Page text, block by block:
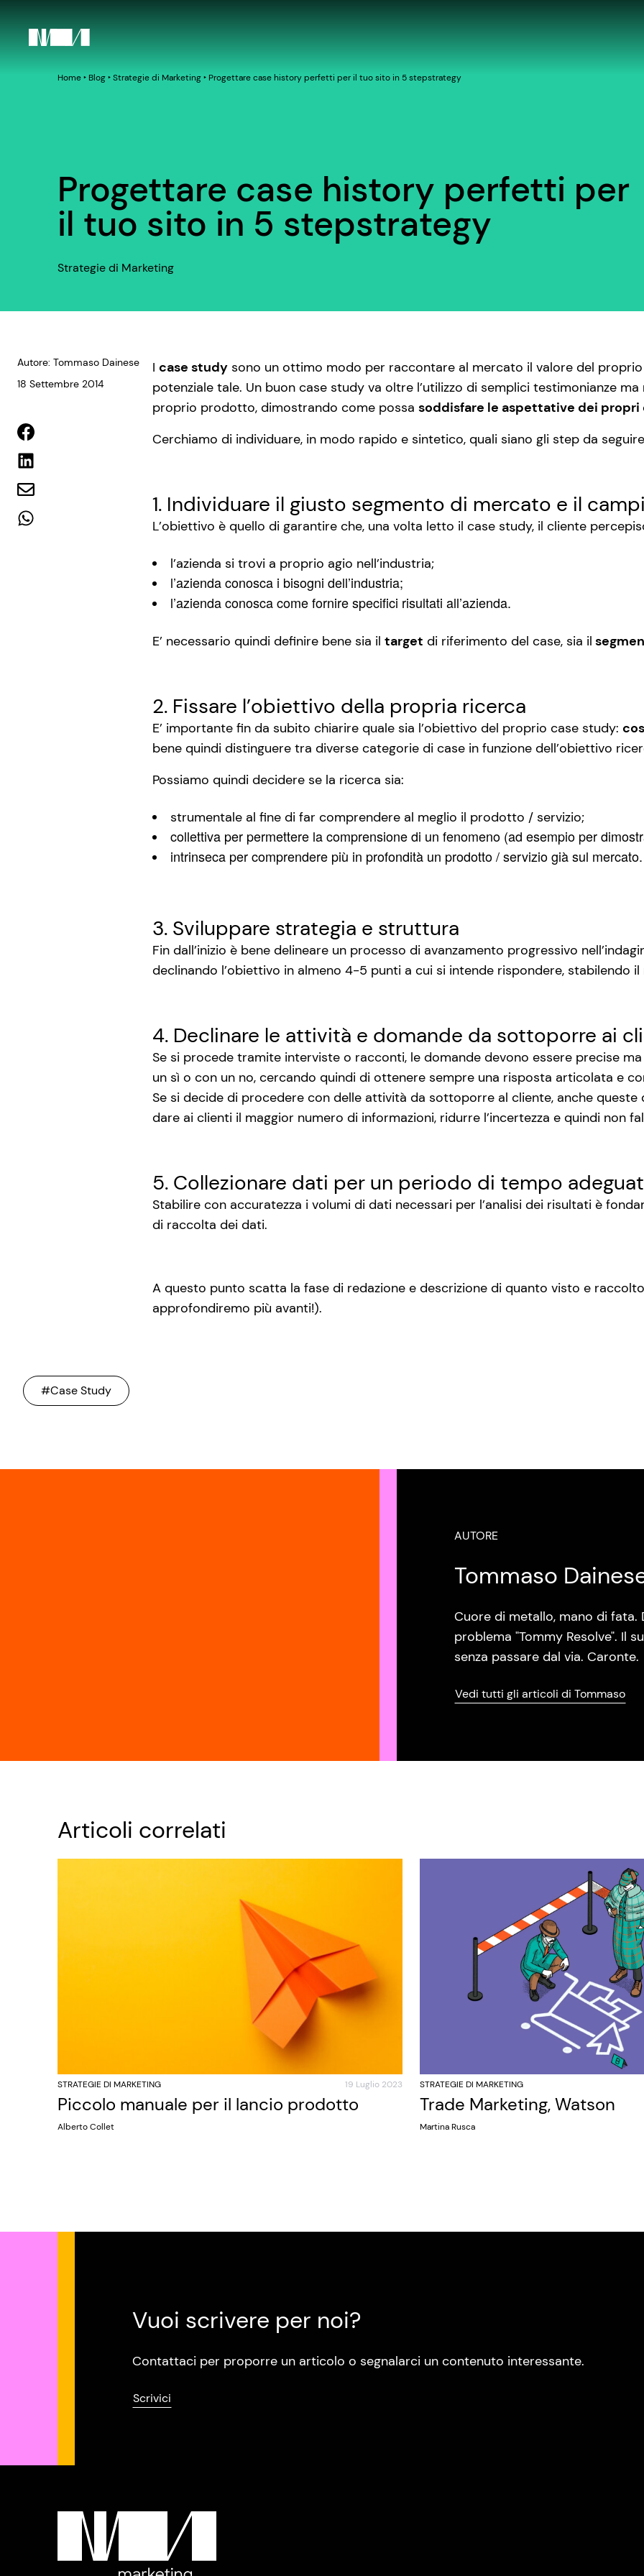
Home‣ Blog‣Strategie di Marketing‣ Progettare case history perfetti per il tuo sito in 5 stepstrategy
Progettare case history perfetti per
il tuo sito in 5 stepstrategy
Strategie di Marketing
Autore: Tommaso Dainese
18 Settembre 2014
I case study sono un ottimo modo per raccontare al mercato il valore del
potenziale tale. Un buon case study va oltre l’utilizzo di semplici testimonianze
proprio prodotto, dimostrando come possa soddisfare le aspettative dei
Cerchiamo di individuare, in modo rapido e sintetico, quali siano gli step da
1. Individuare il giusto segmento di mercato e il
L’obiettivo è quello di garantire che, una volta letto il case study, il cliente
l’azienda si trovi a proprio agio nell’industria;
l’azienda conosca i bisogni dell’industria;
l’azienda conosca come fornire specifici risultati all’azienda.
E’ necessario quindi definire bene sia il target di riferimento del case, sia il
2. Fissare l’obiettivo della propria ricerca
E’ importante fin da subito chiarire quale sia l’obiettivo del proprio case study:
bene quindi distinguere tra diverse categorie di case in funzione dell’obiettivo
Possiamo quindi decidere se la ricerca sia:
strumentale al fine di far comprendere al meglio il prodotto / servizio;
collettiva per permettere la comprensione di un fenomeno (ad esempio per
intrinseca per comprendere più in profondità un prodotto / servizio già sul mercato.
3. Sviluppare strategia e struttura
Fin dall’inizio è bene delineare un processo di avanzamento progressivo
declinando l’obiettivo in almeno 4-5 punti a cui si intende rispondere, stabilendo
4. Declinare le attività e domande da sottoporre ai
Se si procede tramite interviste o racconti, le domande devono essere precise
un sì o con un no, cercando quindi di ottenere sempre una risposta articolata e
Se si decide di procedere con delle attività da sottoporre al cliente, anche
dare ai clienti il maggior numero di informazioni, ridurre l’incertezza e quindi non
5. Collezionare dati per un periodo di tempo
Stabilire con accuratezza i volumi di dati necessari per l’analisi dei risultati è
di raccolta dei dati.
A questo punto scatta la fase di redazione e descrizione di quanto visto e
approfondiremo più avanti!).
#Case Study
AUTORE
Tommaso
Cuore di metallo, mano di fata.
problema "Tommy Resolve". Il
senza passare dal via. Caronte.
Vedi tutti gli articoli di Tommaso
Articoli correlati
STRATEGIE DI MARKETING 19 Luglio 2023
Piccolo manuale per il lancio prodotto
Alberto Collet
STRATEGIE DI MARKETING
Trade Marketing, Watson
Martina Rusca
Vuoi scrivere per noi?
Contattaci per proporre un articolo o segnalarci un contenuto interessante.
Scrivici